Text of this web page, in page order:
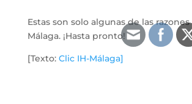
Estas son solo algunas de las
Málaga. ¡Hasta pronto!
[Texto: Clic IH-Málaga]